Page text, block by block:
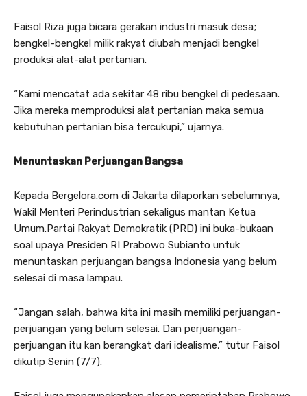
Faisol Riza juga bicara gerakan industri masuk desa;
bengkel-bengkel milik rakyat diubah menjadi bengkel
produksi alat-alat pertanian.
“Kami mencatat ada sekitar 48 ribu bengkel di pedesaan.
Jika mereka memproduksi alat pertanian maka semua
kebutuhan pertanian bisa tercukupi,” ujarnya.
Menuntaskan Perjuangan Bangsa
Kepada Bergelora.com di Jakarta dilaporkan sebelumnya,
Wakil Menteri Perindustrian sekaligus mantan Ketua
Umum.Partai Rakyat Demokratik (PRD) ini buka-bukaan
soal upaya Presiden RI Prabowo Subianto untuk
menuntaskan perjuangan bangsa Indonesia yang belum
selesai di masa lampau.
“Jangan salah, bahwa kita ini masih memiliki perjuangan-
perjuangan yang belum selesai. Dan perjuangan-
perjuangan itu kan berangkat dari idealisme,” tutur Faisol
dikutip Senin (7/7).